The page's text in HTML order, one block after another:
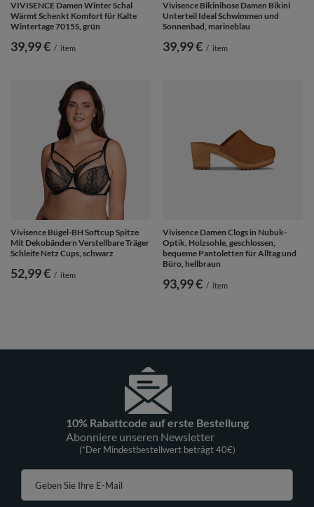
VIVISENCE Damen Winter Schal
Wärmt Schenkt Komfort für Kalte
Wintertage 7015S, grün
39,99 € / item
Vivisence Bikinihose Damen Bikini
Unterteil Ideal Schwimmen und
Sonnenbad, marineblau
39,99 € / item
Vivisence Bügel-BH Softcup Spitze
Mit Dekobändern Verstellbare Träger
Schleife Netz Cups, schwarz
52,99 € / item
Vivisence Damen Clogs in Nubuk-
Optik, Holzsohle, geschlossen,
bequeme Pantoletten für Alltag und
Büro, hellbraun
93,99 € / item
10% Rabattcode auf erste Bestellung
Abonniere unseren Newsletter
(*Der Mindestbestellwert beträgt 40€)
Geben Sie Ihre E-Mail